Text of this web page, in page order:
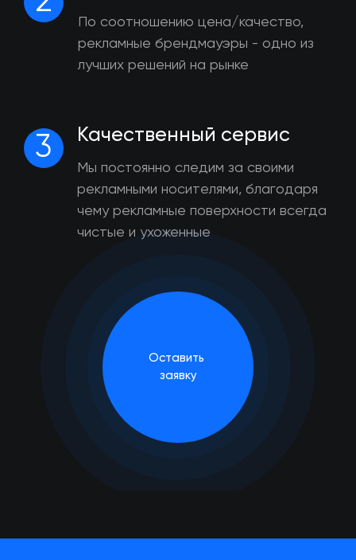
По соотношению цена/качество,
рекламные брендмауэры - одно из
лучших решений на рынке
3 Качественный сервис
Мы постоянно следим за своими
рекламными носителями, благодаря
чему рекламные поверхности всегда
чистые и ухоженные
Оставить
заявку